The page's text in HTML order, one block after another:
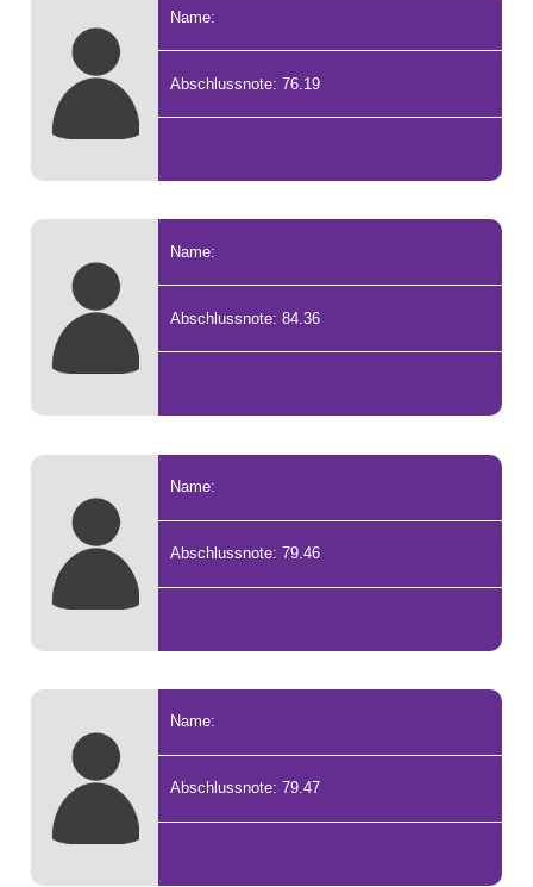
Name:
Abschlussnote: 76.19
Name:
Abschlussnote: 84.36
Name:
Abschlussnote: 79.46
Name:
Abschlussnote: 79.47